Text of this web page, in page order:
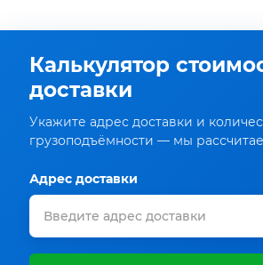
Калькулятор
доставки
Укажите адрес доставки и
грузоподъёмности — мы
Адрес доставки